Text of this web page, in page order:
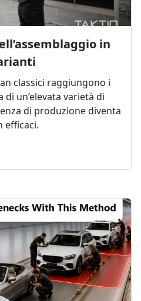
in
classici raggiungono i
un’elevata varietà di
di produzione diventa
efficaci.